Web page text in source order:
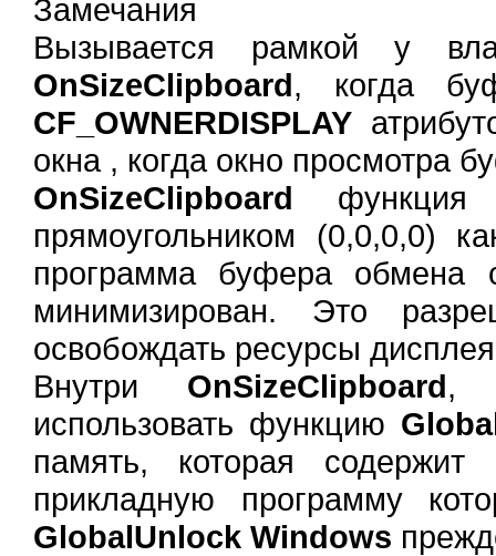
Замечания
Вызывается рамкой у
OnSizeClipboard, когда
CF_OWNERDISPLAY
окна , когда окно просмотра
OnSizeClipboard функция
прямоугольником (0,0,0,0)
программа буфера обмена
минимизирован. Это
освобождать ресурсы
Внутри OnSizeClipboard,
использовать функцию
память, которая содержит
прикладную программу
GlobalUnlock Windows